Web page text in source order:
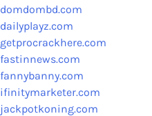
domdombd.com
dailyplayz.com
getprocrackhere.com
fastinnews.com
fannybanny.com
ifinitymarketer.com
jackpotkoning.com